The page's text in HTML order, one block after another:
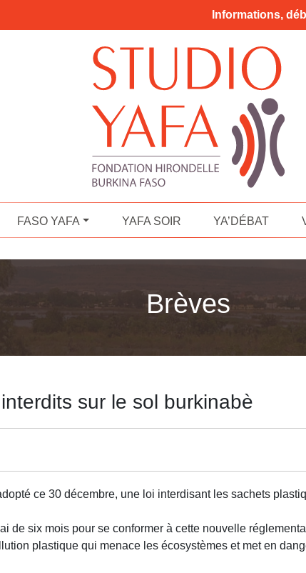
Informations,
FASO YAFA YAFA SOIR YA’DÉBAT
Brèves
sur le sol burkinabè
ce 30 décembre, une loi interdisant les sachets
de six mois pour se conformer à cette nouvelle
plastique qui menace les écosystèmes et met en